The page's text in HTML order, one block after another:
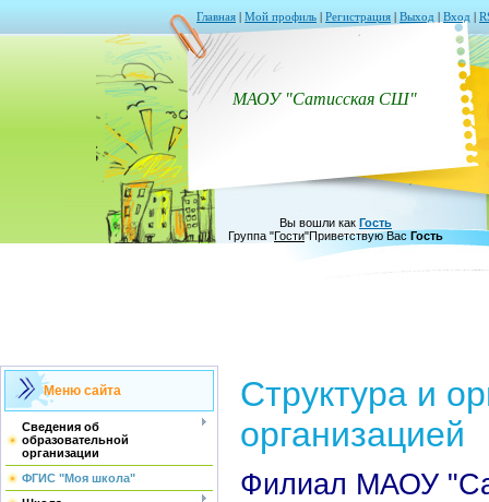
Главная Мой профиль Регистрация Выход Вход
МАОУ "Сатисская СШ"
Вы вошли как Гость
Группа "Гости"Приветствую Вас Гость
Меню сайта
Сведения об
образовательной
организации
ФГИС "Моя школа"
Структура и
организацией
Филиал МАОУ